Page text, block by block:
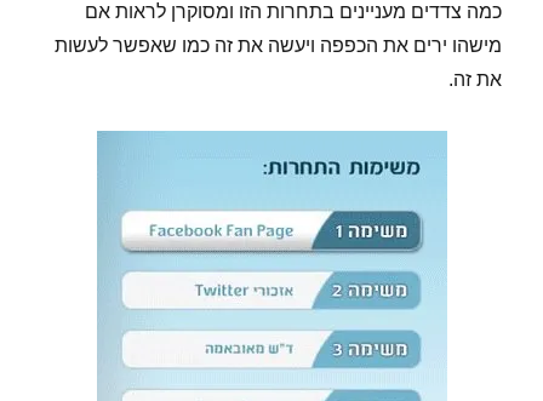
כמה צדדים מעניינים בתחרות הזו ומסוקרן לראות אם
מישהו ירים את הכפפה ויעשה את זה כמו שאפשר לעשות
את זה.